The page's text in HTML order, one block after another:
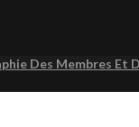
Des Membres Et